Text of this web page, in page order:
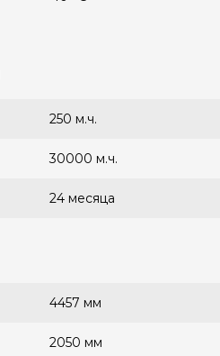
250 м.ч.
30000 м.ч.
24 месяца
4457 мм
2050 мм